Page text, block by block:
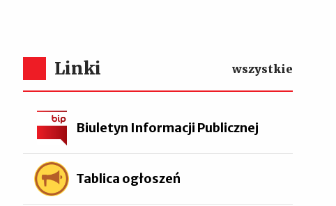
Linki wszystkie
Biuletyn Informacji Publicznej
Tablica ogłoszeń